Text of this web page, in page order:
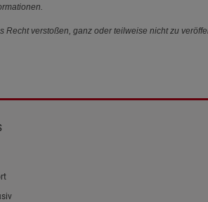
verstoßen, ganz oder teilweise nicht zu